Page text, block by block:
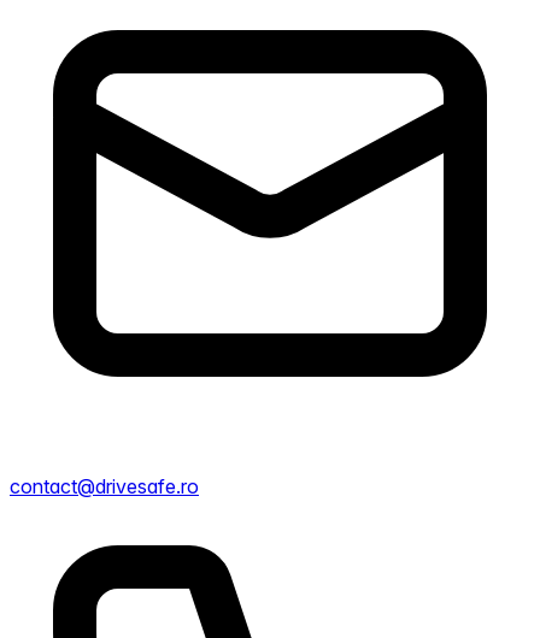
contact@drivesafe.ro